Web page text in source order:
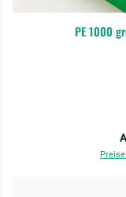
PE 1000